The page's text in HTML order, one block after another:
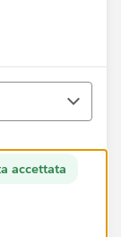
accettata